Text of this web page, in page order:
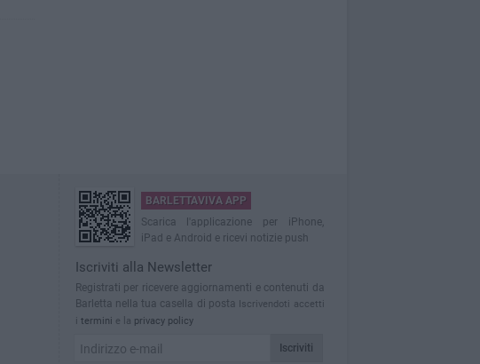
BARLETTAVIVA APP
Scarica l'applicazione per iPhone,
iPad e Android e ricevi notizie push
Iscriviti alla Newsletter
Registrati per ricevere aggiornamenti e contenuti da
Barletta nella tua casella di posta Iscrivendoti accetti
i termini e la privacy policy
Iscriviti